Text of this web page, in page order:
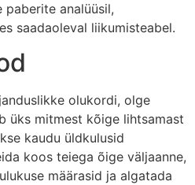
paberite analüüsil,
saadaoleval liikumisteabel.
olukordi, olge
üks mitmest kõige lihtsamast
kaudu üldkulusid
koos teiega õige väljaanne,
määrasid ja algatada